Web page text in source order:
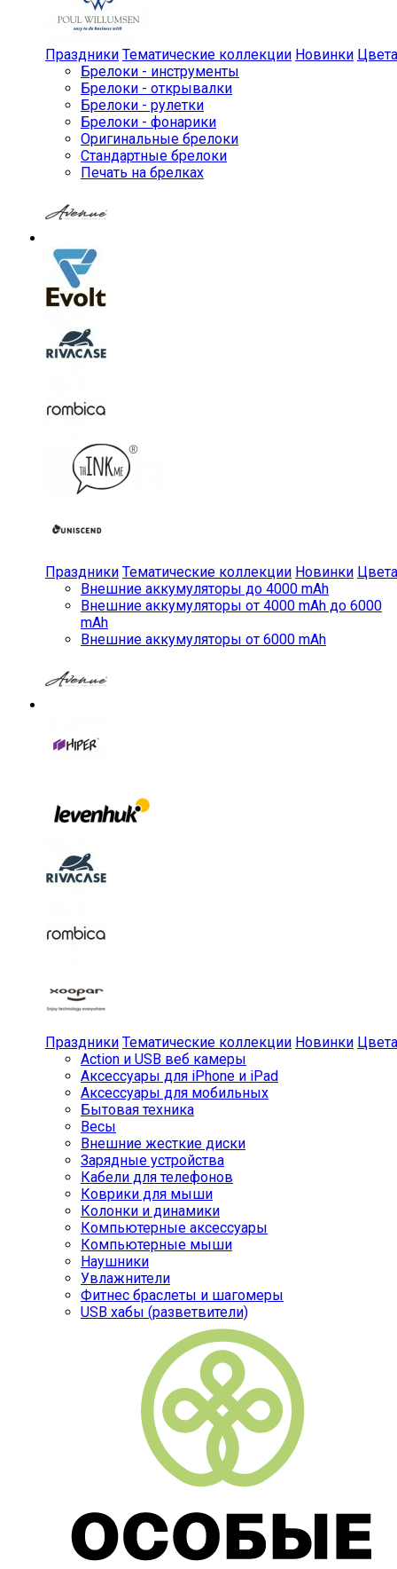
Праздники Тематические коллекции Новинки Цвета
Брелоки - инструменты
Брелоки - открывалки
Брелоки - рулетки
Брелоки - фонарики
Оригинальные брелоки
Стандартные брелоки
Печать на брелках
Праздники Тематические коллекции Новинки Цвета
Внешние аккумуляторы до 4000 mAh
Внешние аккумуляторы от 4000 mAh до 6000
mAh
Внешние аккумуляторы от 6000 mAh
Праздники Тематические коллекции Новинки Цвета
Action и USB веб камеры
Аксессуары для iPhone и iPad
Аксессуары для мобильных
Бытовая техника
Весы
Внешние жесткие диски
Зарядные устройства
Кабели для телефонов
Коврики для мыши
Колонки и динамики
Компьютерные аксессуары
Компьютерные мыши
Наушники
Увлажнители
Фитнес браслеты и шагомеры
USB хабы (разветвители)